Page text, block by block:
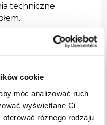
cookie
móc analizować ruch
wyświetlane Ci
różnego rodzaju
techniczne
— Scrum
i
dla sukcesu